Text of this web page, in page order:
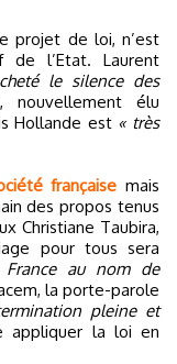
projet de loi, n’est
l’Etat. Laurent
le silence des
nouvellement élu
Hollande est « très
française mais
des propos tenus
Christiane Taubira,
pour tous sera
au nom de
la porte-parole
pleine et
appliquer la loi en